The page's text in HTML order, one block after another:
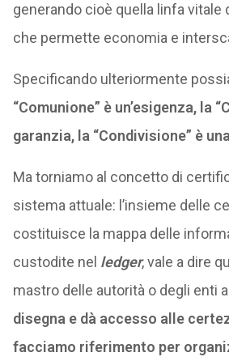
generando cioè quella linfa vitale
che permette economia e
Specificando ulteriormente
“Comunione” è un’esigenza, la
garanzia, la “Condivisione” è
Ma torniamo al concetto di
sistema attuale: l’insieme delle
costituisce la mappa delle
custodite nel ledger, vale a dire
mastro delle autorità o degli enti
disegna e dà accesso alle
facciamo riferimento per